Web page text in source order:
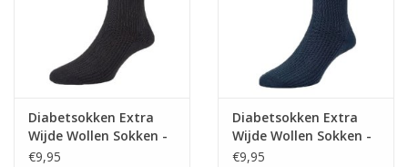
Diabetsokken Extra
Wijde Wollen Sokken -
Zwart
€9,95
Diabetsokken Extra
Wijde Wollen Sokken -
Navy
€9,95